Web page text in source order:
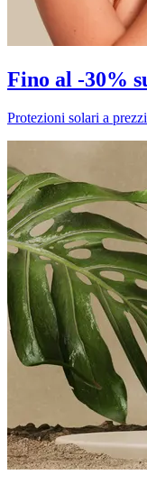
Fino al -30%
Protezioni solari a